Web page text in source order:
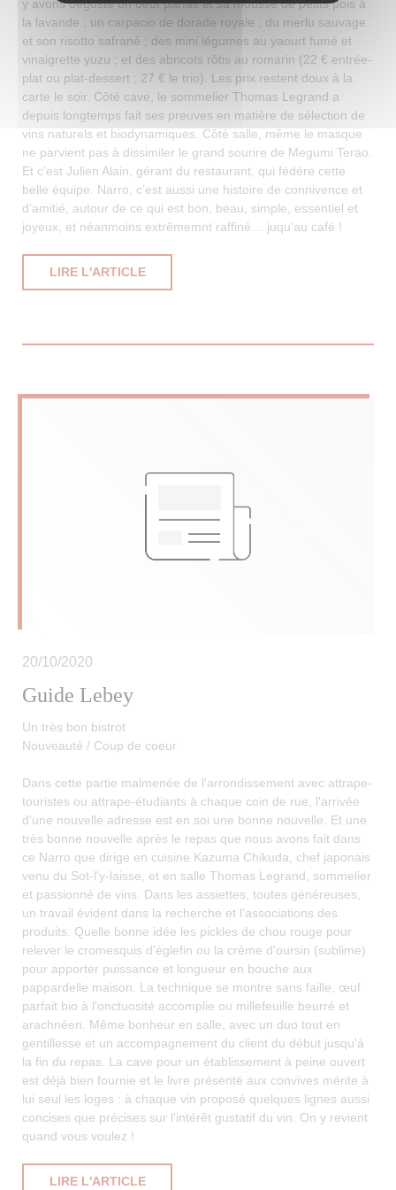
y avons dégusté un oeuf parfait et sa mousse de petits pois à
la lavande ; un carpacio de dorade royale ; du merlu sauvage
et son risotto safrané ; des mini légumes au yaourt fumé et
vinaigrette yuzu ; et des abricots rôtis au romarin (22 € entrée-
plat ou plat-dessert ; 27 € le trio). Les prix restent doux à la
carte le soir. Côté cave, le sommelier Thomas Legrand a
depuis longtemps fait ses preuves en matière de sélection de
vins naturels et biodynamiques. Côté salle, même le masque
ne parvient pas à dissimiler le grand sourire de Megumi Terao.
Et c’est Julien Alain, gérant du restaurant, qui fédère cette
belle équipe. Narro, c’est aussi une histoire de connivence et
d’amitié, autour de ce qui est bon, beau, simple, essentiel et
joyeux, et néanmoins extrêmemnt raffiné… juqu’au café !
LIRE L'ARTICLE((OUVRE UNE NOUVELLE FENÊTRE))
Guide Lebey
20/10/2020
Un très bon bistrot
Nouveauté / Coup de coeur
Dans cette partie malmenée de l'arrondissement avec attrape-
touristes ou attrape-étudiants à chaque coin de rue, l'arrivée
d'une nouvelle adresse est en soi une bonne nouvelle. Et une
très bonne nouvelle après le repas que nous avons fait dans
ce Narro que dirige en cuisine Kazuma Chikuda, chef japonais
venu du Sot-l'y-laisse, et en salle Thomas Legrand, sommelier
et passionné de vins. Dans les assiettes, toutes généreuses,
un travail évident dans la recherche et l'associations des
produits. Quelle bonne idée les pickles de chou rouge pour
relever le cromesquis d'églefin ou la crème d'oursin (sublime)
pour apporter puissance et longueur en bouche aux
pappardelle maison. La technique se montre sans faille, œuf
parfait bio à l'onctuosité accomplie ou millefeuille beurré et
arachnéen. Même bonheur en salle, avec un duo tout en
gentillesse et un accompagnement du client du début jusqu'à
la fin du repas. La cave pour un établissement à peine ouvert
est déjà bien fournie et le livre présenté aux convives mérite à
lui seul les loges : à chaque vin proposé quelques lignes aussi
concises que précises sur l'intérêt gustatif du vin. On y revient
quand vous voulez !
LIRE L'ARTICLE((OUVRE UNE NOUVELLE FENÊTRE))